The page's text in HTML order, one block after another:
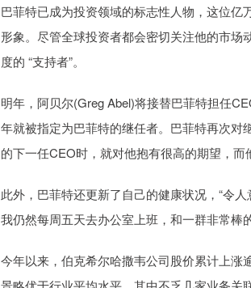
巴菲特已成为投资领域的标志性人物，这位
形象。尽管全球投资者都会密切关注他的市
度的 “支持者”。
明年，阿贝尔(Greg Abel)将接替巴菲特担任
年就被指定为巴菲特的继任者。巴菲特再次对
的下一任CEO时，就对他抱有很高的期望，而
此外，巴菲特还更新了自己的健康状况，“令
我仍然每周五天去办公室上班，和一群非常棒
今年以来，伯克希尔哈撒韦公司股价累计上涨